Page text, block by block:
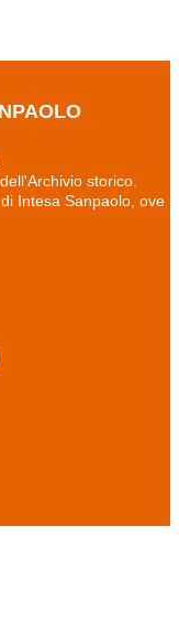
storico.
Intesa Sanpaolo, ove